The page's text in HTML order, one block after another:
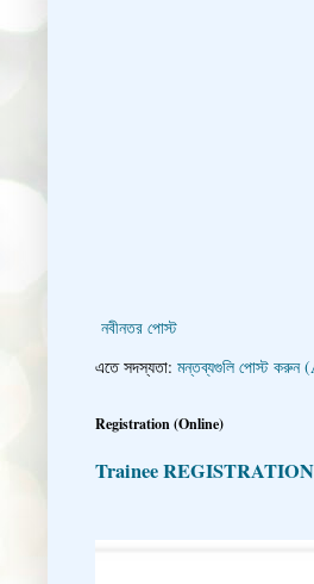
নবীনতর পোস্ট
এতে সদস্যতা: মন্তব্যগুলি পোস্ট করুন
Registration (Online)
Trainee
👇 👉